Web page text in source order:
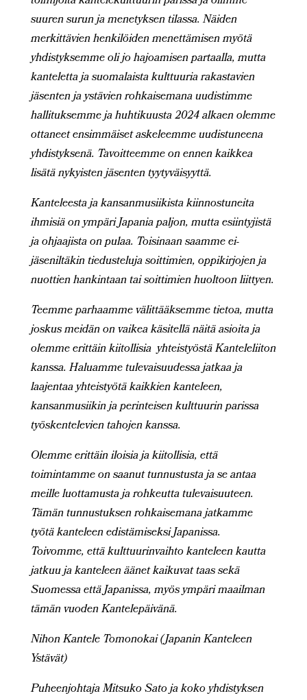
suuren surun ja menetyksen tilassa. Näiden
merkittävien henkilöiden menettämisen myötä
yhdistyksemme oli jo hajoamisen partaalla, mutta
kanteletta ja suomalaista kulttuuria rakastavien
jäsenten ja ystävien rohkaisemana uudistimme
hallituksemme ja huhtikuusta 2024 alkaen olemme
ottaneet ensimmäiset askeleemme uudistuneena
yhdistyksenä. Tavoitteemme on ennen kaikkea
lisätä nykyisten jäsenten tyytyväisyyttä.
Kanteleesta ja kansanmusiikista kiinnostuneita
ihmisiä on ympäri Japania paljon, mutta esiintyjistä
ja ohjaajista on pulaa. Toisinaan saamme ei-
jäseniltäkin tiedusteluja soittimien, oppikirjojen ja
nuottien hankintaan tai soittimien huoltoon liittyen.
Teemme parhaamme välittääksemme tietoa, mutta
joskus meidän on vaikea käsitellä näitä asioita ja
olemme erittäin kiitollisia yhteistyöstä Kanteleliiton
kanssa. Haluamme tulevaisuudessa jatkaa ja
laajentaa yhteistyötä kaikkien kanteleen,
kansanmusiikin ja perinteisen kulttuurin parissa
työskentelevien tahojen kanssa.
Olemme erittäin iloisia ja kiitollisia, että
toimintamme on saanut tunnustusta ja se antaa
meille luottamusta ja rohkeutta tulevaisuuteen.
Tämän tunnustuksen rohkaisemana jatkamme
työtä kanteleen edistämiseksi Japanissa.
Toivomme, että kulttuurinvaihto kanteleen kautta
jatkuu ja kanteleen äänet kaikuvat taas sekä
Suomessa että Japanissa, myös ympäri maailman
tämän vuoden Kantelepäivänä.
Nihon Kantele Tomonokai (Japanin Kanteleen
Ystävät)
Puheenjohtaja Mitsuko Sato ja koko yhdistyksen